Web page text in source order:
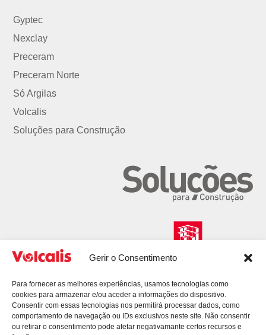
Gerir o Consentimento
Para fornecer as melhores experiências, usamos tecnologias como
cookies para armazenar e/ou aceder a informações do dispositivo.
Consentir com essas tecnologias nos permitirá processar dados, como
comportamento de navegação ou IDs exclusivos neste site. Não consentir
ou retirar o consentimento pode afetar negativamante certos recursos e
Gyptec
Nexclay
Preceram
Preceram Norte
Só Argilas
Volcalis
Soluções para Construção